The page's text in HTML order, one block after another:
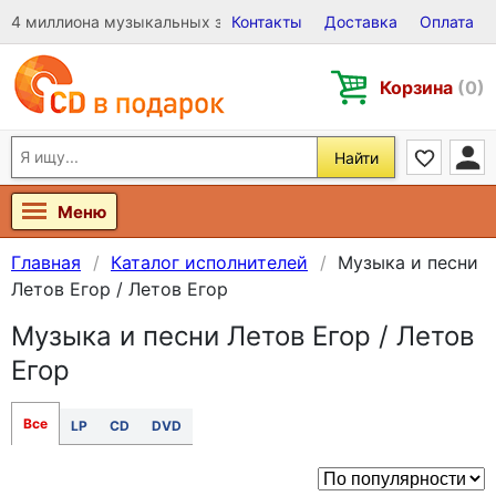
4 миллиона музыкальных записей на Виниле, CD и DVD
Контакты Доставка Оплата
Корзина (0)
Найти
Меню
Главная Каталог исполнителей
Музыка и песни
Летов Егор / Летов Егор
Музыка и песни Летов Егор / Летов
Егор
Все LP CD DVD